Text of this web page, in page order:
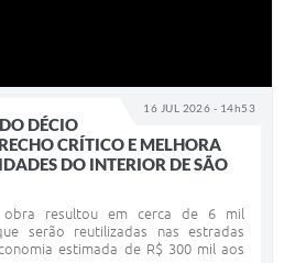
16 JUL 2026 - 14h53
DÉCIO
CRÍTICO E MELHORA
DO INTERIOR DE SÃO
resultou em cerca de 6 mil
serão reutilizadas nas estradas
estimada de R$ 300 mil aos